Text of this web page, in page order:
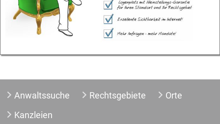
Anwaltssuche Rechtsgebiete
Orte
Kanzleien